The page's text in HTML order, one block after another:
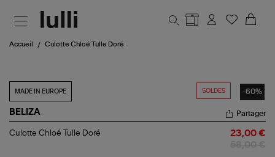
Accueil Culotte Chloé Tulle Doré
SOLDES -60%
MADE IN EUROPE
BELIZA
Culotte
Partager
Culotte Chloé Tulle Doré 23,00 €